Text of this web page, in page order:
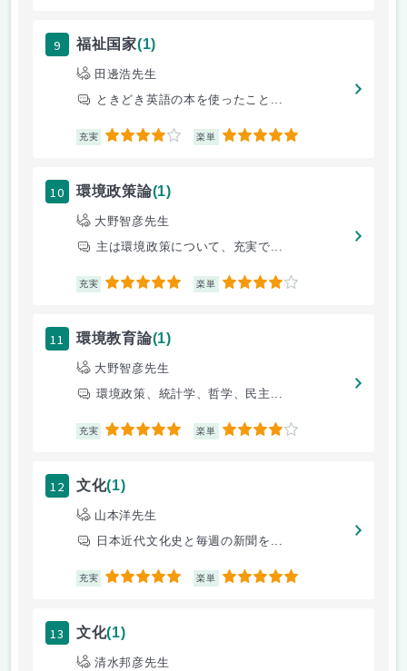
9 福祉国家(1)
田邊浩先生
ときどき英語の本を使ったこと...
充実 4 楽単 5
10 環境政策論(1)
大野智彦先生
主は環境政策について、充実で...
充実 5 楽単 4
11 環境教育論(1)
大野智彦先生
環境政策、統計学、哲学、民主...
充実 5 楽単 4
12 文化(1)
山本洋先生
日本近代文化史と毎週の新聞を...
充実 5 楽単 5
13 文化(1)
清水邦彦先生